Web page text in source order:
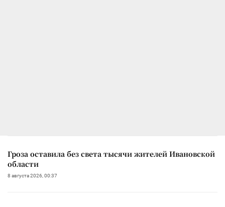
Гроза оставила без света тысячи жителей Ивановской
области
8 августа 2026, 00:37